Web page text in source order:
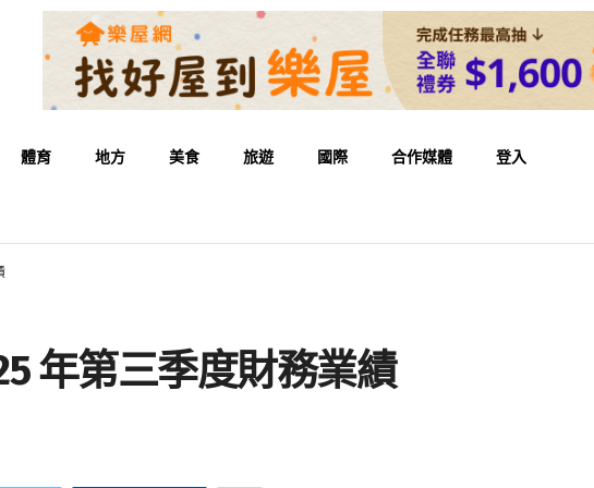
體育 地方 美食 旅遊 國際 合作媒體 登入
年第三季度財務業績